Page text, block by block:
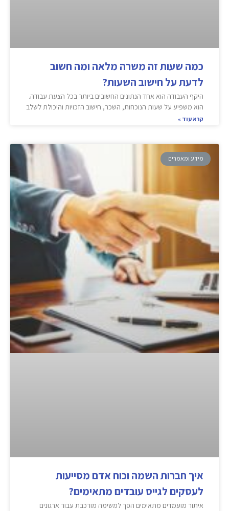
כמה שעות זה משרה מלאה ומה חשוב
לדעת על חישוב השעות?
היקף העבודה הוא אחד הנתונים החשובים ביותר בכל הצעת עבודה.
הוא משפיע על שעות הנוכחות, השכר, חישוב הזכויות והיכולת לשלב
קרא עוד »
מידע ומאמרים
איך חברות השמה וכוח אדם מסייעות
לעסקים לגייס עובדים מתאימים?
איתור מועמדים מתאימים הפך למשימה מורכבת עבור ארגונים